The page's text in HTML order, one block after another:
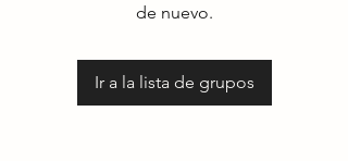
de nuevo.
Ir a la lista de grupos